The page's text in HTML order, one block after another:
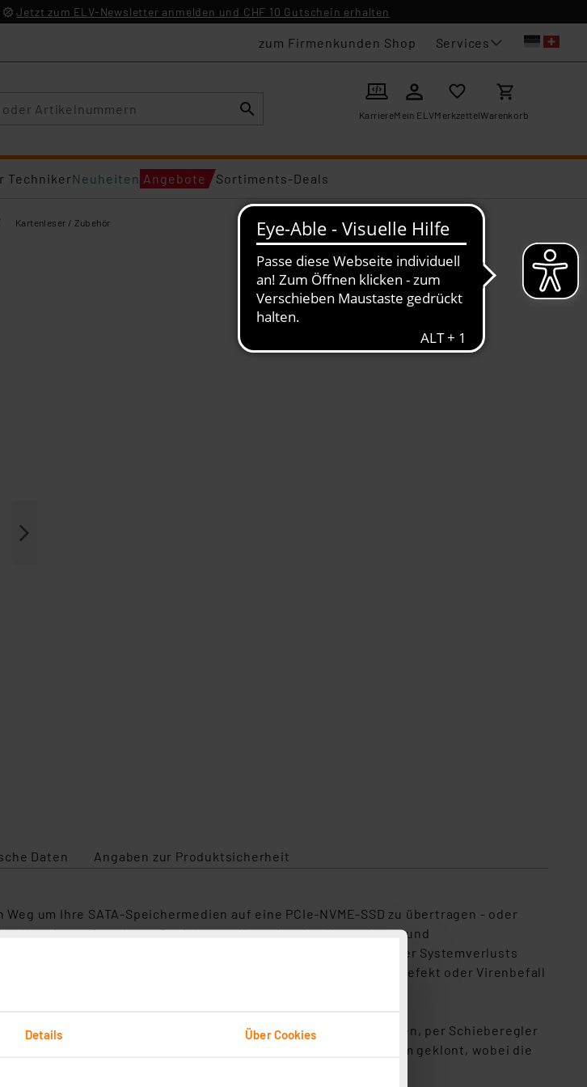
Details Über Cookies
Jetzt zum ELV-Newsletter anmelden und CHF 10 Gutschein erhalten
zum Firmenkunden Shop Services
KarriereMein ELVMerkzettelWarenkorb
TechnikerNeuheiten Angebote Sortiments-Deals
Kartenleser / Zubehör
Daten Angaben zur Produktsicherheit
um Ihre SATA-Speichermedien auf eine PCIe-NVME-SSD zu übertragen - oder
Umstieg auf moderne Speichermedien mit schnelleren Lese- und
Ihren Dateien und Programmen, um im Falle eines Daten- oder Systemverlusts
dafür, dass Sie Ihren Computer auch nach einem Plattendefekt oder Virenbefall
- einfach die zu klonenden Speichermedien anschließen, per Schieberegler
mit einem Knopfdruck starten. Schon wird Ihr Speichermedium geklont, wobei die